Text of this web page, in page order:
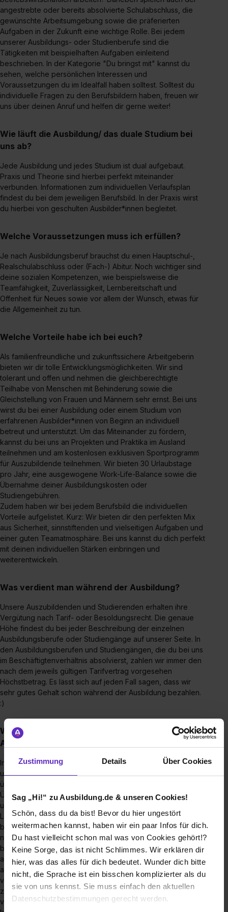
Zustimmung Details Über Cookies
Sag „Hi!“ zu Ausbildung.de & unseren Cookies!
Schön, dass du da bist! Bevor du hier ungestört
weitermachen kannst, haben wir ein paar Infos für dich.
Du hast vielleicht schon mal was von Cookies gehört!?
Keine Sorge, das ist nicht Schlimmes. Wir erklären dir
hier, was das alles für dich bedeutet. Wunder dich bitte
nicht, die Sprache ist ein bisschen komplizierter als du
sie von uns kennst. Sie muss einfach den aktuellen
Datenschutzbestimmungen gerecht werden.
angestrebte oder bereits absolvierte Schulabschluss, die
gewünschte Arbeitsumgebung sowie die präferierten
Aufgaben in der Zukunft eine wichtige Rolle. Bei jedem
unserer Ausbildungs- oder Studienberufe sind die
Tätigkeiten mit beispielhaften Aufgaben einleitend
beschrieben. In der Kategorie "Du bringst mit" kannst du
sehen, welche persönlichen Interessen und
Voraussetzungen du im Idealfall haben solltest. Solltest du
individuelle Fragen zu den Berufsbildern haben, freuen wir
uns über deinen Anruf und helfen dir gerne weiter!
Wie läuft die Ausbildung/ das duale Studium bei
uns ab?
Jede Ausbildung und jedes Studium ist dual aufgebaut.
Praxis und Theorie sind hierbei perfekt miteinander
verbunden. Informationen zum individuellen Verlaufsplan
findest du bei dem jeweiligen Berufsbild. In der Praxis wirst
du hierbei von geschulten Ausbilder*innen begleitet.
Welche Voraussetzungen muss ich erfüllen?
Je nach Ausbildungsberuf brauchst du einen Hauptschul-,
Realschulabschluss oder (Fach-) Abitur. Noch wichtiger sind
deine sozialen Kompetenzen, wie beispielsweise die
Teamfähigkeit, Zuverlässigkeit, Lernbereitschaft und
Offenheit für Neues sowie vor allem der Wunsch, etwas für
die Allgemeinheit zu tun.
Welche Vorteile habe ich bei euch?
Als familienfreundliche und zukunftssichere Arbeitgeberin
bieten wir dir tolle Entwicklungsmöglichkeiten. Wir sind
tolerant und offen und nehmen die gleichberechtigte
Teilhabe von Menschen mit Behinderung sowie die
Gleichstellung von Frauen und Männern sehr ernst. Bei uns
wirst du bei einer Ausbildung oder einem Studium von
erfahrenen Ausbilder*innen von Beginn an individuell
betreut und unterstützt. Um das Miteinander zu fördern,
kannst du bei uns an Projekten und Praktika im Ausland
teilnehmen und am kostenlosen exklusiven Sportprogramm
für Auszubildende teilnehmen. Wir bieten 30 Urlaubstage
pro Jahr, eine ausgewogene Work-Life-Balance sowie die
Übernahme deiner Ausbildungskosten oder
Studiengebühren.
Zudem haben wir bei jedem Berufsbild die individuellen
Vorteile aufgelistet. Kurz: Wir bieten dir den perfekten Mix
aus Sicherheit, sinnstiftenden und vielseitigen Aufgaben und
einer guten Teamatmosphäre. Bei uns kannst du dich perfekt
mit deinen individuellen Stärken einbringen und
weiterentwickeln.
Was verdient man während der Ausbildung?
Unsere Auszubildenden und Studierenden erhalten ihre
Vergütung nach Tarif- oder Besoldungsrecht. Die genaue
Höhe findest du bei jeder Beschreibung der einzelnen
Ausbildungsberufe oder Studiengänge auf unserer Seite. In
den Ausbildungsberufen und Studiengängen, die du bei uns
im Beschäftigtenverhältnis absolvierst, zahlen wir immer den
nach dem jeweils gültigen Tarifvertrag vorgesehen
Höchstbetrag. Es lässt sich auf jeden Fall sagen, dass wir
sehr gutes Gehalt schon während der Ausbildung bezahlen.
:)
Wie sehen die Übernahmechancen nach der
Ausbildung aus?
Insbesondere im Verwaltungsbereich bilden wir aus, um
unsere Auszubildenden als feste Mitarbeitende zu
übernehmen, sodass wir hier nach Einzelfallprüfung eine
Übernahmegarantie haben! Voraussetzungen hierfür sind
unter anderem, dass du die Abschlussprüfung bestehst, gute
Leistungsbeurteilungen aus der Praxis hast und in der Zeit
bis zum Ausbildungs- beziehungsweise Studienende die
nette, motivierte und teamorientierte Person bleibst, die wir
bei der Einstellung kennengelernt haben und die zum Wohle
aller Kölner*innen dauerhaft bei uns arbeiten möchte. Bei
anderen Ausbildungen und Studiengängen ist dies abhängig
vom jeweiligen Berufsbild und von den Bedarfen, die wir
zum Zeitpunkt deines Abschlusses haben. Auch hier ist
vielfach eine unbefristete Übernahme möglich. Sollte hier